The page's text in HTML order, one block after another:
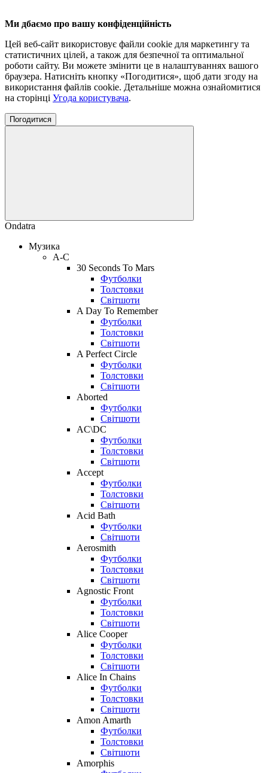
Ми дбаємо про вашу конфіденційність
Цей веб-сайт використовує файли cookie для маркетингу та
статистичних цілей, а також для безпечної та оптимальної
роботи сайту. Ви можете змінити це в налаштуваннях вашого
браузера. Натисніть кнопку «Погодитися», щоб дати згоду на
використання файлів cookie. Детальніше можна ознайомитися
на сторінці Угода користувача.
Погодитися
Ondatra
Музика
A-C
30 Seconds To Mars
Футболки
Толстовки
Світшоти
A Day To Remember
Футболки
Толстовки
Світшоти
A Perfect Circle
Футболки
Толстовки
Світшоти
Aborted
Футболки
Світшоти
AC\DC
Футболки
Толстовки
Світшоти
Accept
Футболки
Толстовки
Світшоти
Acid Bath
Футболки
Світшоти
Aerosmith
Футболки
Толстовки
Світшоти
Agnostic Front
Футболки
Толстовки
Світшоти
Alice Cooper
Футболки
Толстовки
Світшоти
Alice In Chains
Футболки
Толстовки
Світшоти
Amon Amarth
Футболки
Толстовки
Світшоти
Amorphis